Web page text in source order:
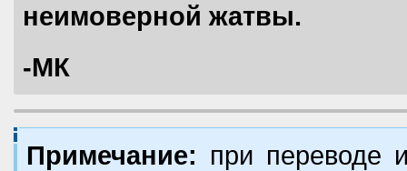
неимоверной жатвы.
-МК
Примечание: при переводе